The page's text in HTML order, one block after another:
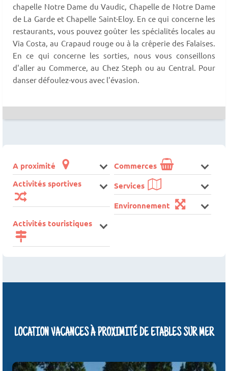
chapelle Notre Dame du Vaudic, Chapelle de Notre Dame
de La Garde et Chapelle Saint-Eloy. En ce qui concerne les
restaurants, vous pouvez goûter les spécialités locales au
Via Costa, au Crapaud rouge ou à la crêperie des Falaises.
En ce qui concerne les sorties, nous vous conseillons
d'aller au Commerce, au Chez Steph ou au Central. Pour
danser défoulez-vous avec l'évasion.
A proximité
Commerces
Activités sportives
Services
Environnement
Activités touristiques
LOCATION VACANCES À PROXIMITÉ DE ETABLES SUR MER